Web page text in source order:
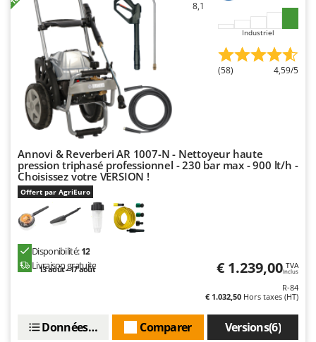
8,1
Industriel
(58) 4,59/5
Annovi & Reverberi AR 1007-N - Nettoyeur haute
pression triphasé professionnel - 230 bar max - 900 lt/h -
Choisissez votre VERSION !
Offert par AgriEuro
Disponibilité:12
Livraison gratuite
13 août - 17 août € 1.239,00 TVA
Inclus
R-84
€ 1.032,50 Hors taxes (HT)
Versions(6)
Comparer
Données techniques